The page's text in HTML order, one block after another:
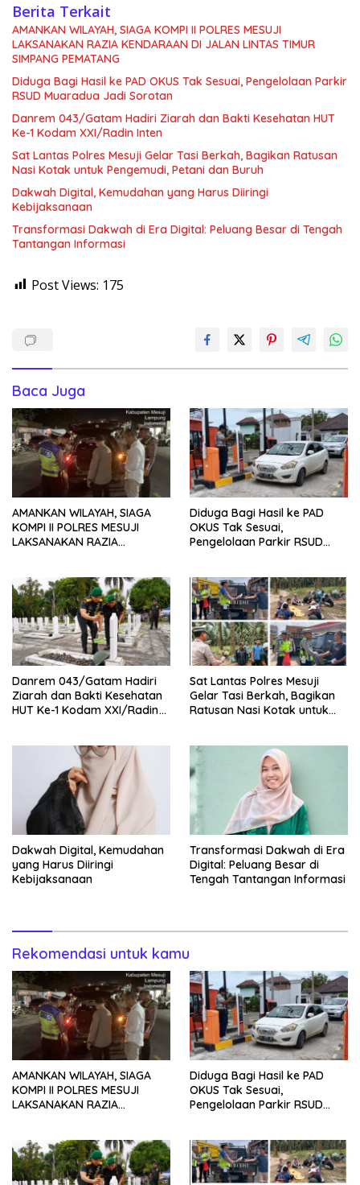
Berita Terkait
AMANKAN WILAYAH, SIAGA KOMPI II POLRES MESUJI
LAKSANAKAN RAZIA KENDARAAN DI JALAN LINTAS TIMUR
SIMPANG PEMATANG
Diduga Bagi Hasil ke PAD OKUS Tak Sesuai, Pengelolaan Parkir
RSUD Muaradua Jadi Sorotan
Danrem 043/Gatam Hadiri Ziarah dan Bakti Kesehatan HUT
Ke-1 Kodam XXI/Radin Inten
Sat Lantas Polres Mesuji Gelar Tasi Berkah, Bagikan Ratusan
Nasi Kotak untuk Pengemudi, Petani dan Buruh
Dakwah Digital, Kemudahan yang Harus Diiringi
Kebijaksanaan
Transformasi Dakwah di Era Digital: Peluang Besar di Tengah
Tantangan Informasi
Post Views: 175
Baca Juga
AMANKAN WILAYAH, SIAGA
KOMPI II POLRES MESUJI
LAKSANAKAN RAZIA
Diduga Bagi Hasil ke PAD
OKUS Tak Sesuai,
Pengelolaan Parkir RSUD
Danrem 043/Gatam Hadiri
Ziarah dan Bakti Kesehatan
HUT Ke-1 Kodam XXI/Radin
Sat Lantas Polres Mesuji
Gelar Tasi Berkah, Bagikan
Ratusan Nasi Kotak untuk
Dakwah Digital, Kemudahan
yang Harus Diiringi
Kebijaksanaan
Transformasi Dakwah di Era
Digital: Peluang Besar di
Tengah Tantangan Informasi
Rekomendasi untuk kamu
AMANKAN WILAYAH, SIAGA
KOMPI II POLRES MESUJI
LAKSANAKAN RAZIA
Diduga Bagi Hasil ke PAD
OKUS Tak Sesuai,
Pengelolaan Parkir RSUD